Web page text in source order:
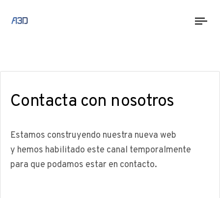
Contacta con nosotros
Estamos construyendo nuestra nueva web
y hemos habilitado este canal temporalmente
para que podamos estar en contacto.